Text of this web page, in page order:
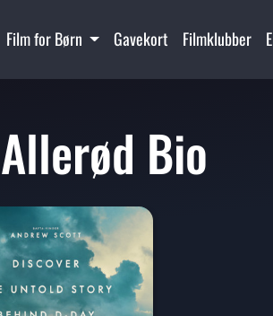
Film for Børn Gavekort Filmklubber
Bio